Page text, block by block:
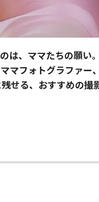
は、ママたちの願い
マフォトグラファ
る、おすすめの撮